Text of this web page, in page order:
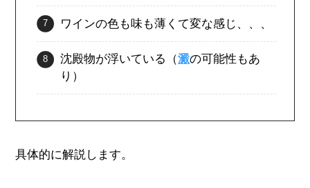
ワインの色も味も薄くて変な感じ、、、
沈殿物が浮いている（澱の可能性もあ
り）
具体的に解説します。